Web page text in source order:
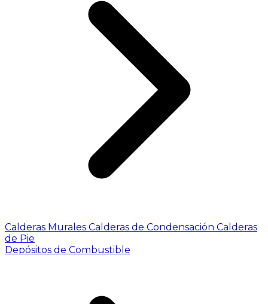
Calderas Murales Calderas de Condensación Calderas
de Pie
Depósitos de Combustible